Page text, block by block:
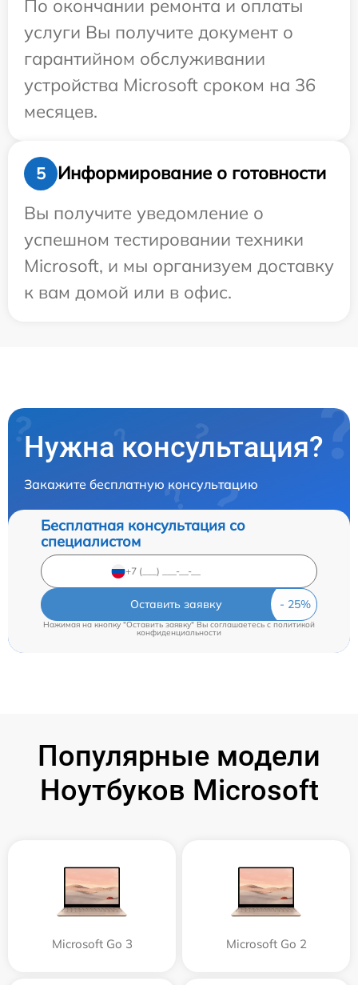
По окончании ремонта и оплаты
услуги Вы получите документ о
гарантийном обслуживании
устройства Microsoft сроком на 36
месяцев.
5
Информирование о готовности
Вы получите уведомление о
успешном тестировании техники
Microsoft, и мы организуем доставку
к вам домой или в офис.
Нужна консультация?
Закажите бесплатную консультацию
Бесплатная консультация со
специалистом
Оставить заявку
Нажимая на кнопку "Оставить заявку" Вы соглашаетесь cполитикой
конфиденциальности
Популярные модели
Ноутбуков Microsoft
Microsoft Go 3 Microsoft Go 2